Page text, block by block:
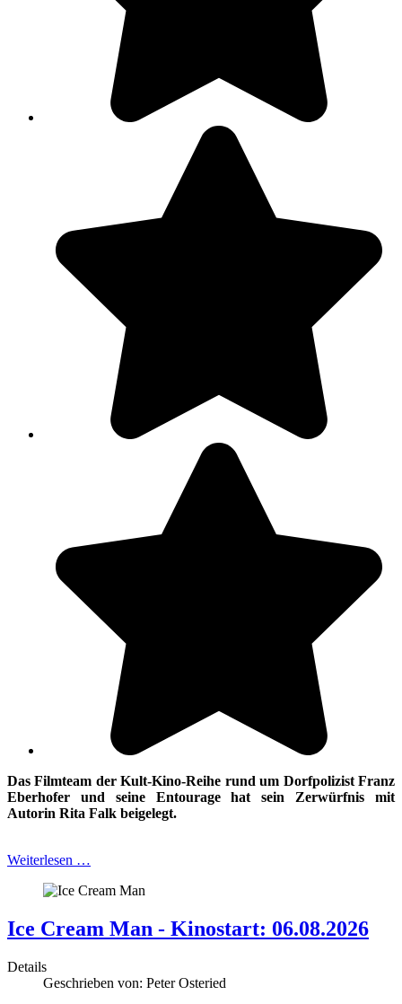
Das Filmteam der Kult-Kino-Reihe rund um Dorfpolizist Franz
Eberhofer und
seine Entourage hat sein Zerwürfnis mit
Autorin Rita Falk beigelegt.
Weiterlesen …
Ice Cream Man - Kinostart: 06.08.2026
Details
Geschrieben von: Peter Osteried